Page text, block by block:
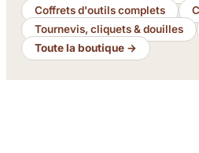
Coffrets d'outils complets
Tournevis, cliquets & douilles
Toute la boutique →